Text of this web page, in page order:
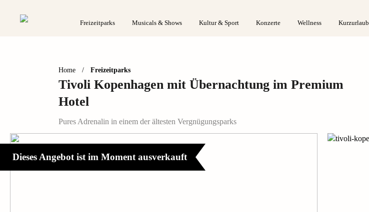
Freizeitparks Musicals & Shows Kultur & Sport Konzerte Wellness Kurzurlaub
Home / Freizeitparks
Tivoli Kopenhagen mit Übernachtung im Premium
Hotel
Pures Adrenalin in einem der ältesten Vergnügungsparks
Dieses Angebot ist im Moment ausverkauft